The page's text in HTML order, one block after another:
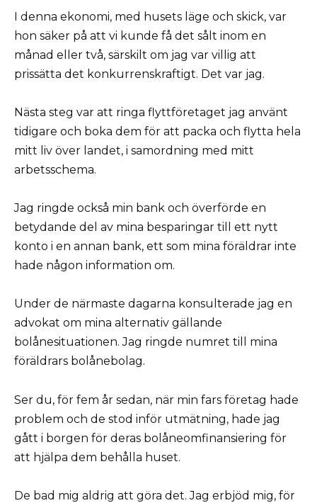
I denna ekonomi, med husets läge och skick, var
hon säker på att vi kunde få det sålt inom en
månad eller två, särskilt om jag var villig att
prissätta det konkurrenskraftigt. Det var jag.
Nästa steg var att ringa flyttföretaget jag använt
tidigare och boka dem för att packa och flytta hela
mitt liv över landet, i samordning med mitt
arbetsschema.
Jag ringde också min bank och överförde en
betydande del av mina besparingar till ett nytt
konto i en annan bank, ett som mina föräldrar inte
hade någon information om.
Under de närmaste dagarna konsulterade jag en
advokat om mina alternativ gällande
bolånesituationen. Jag ringde numret till mina
föräldrars bolånebolag.
Ser du, för fem år sedan, när min fars företag hade
problem och de stod inför utmätning, hade jag
gått i borgen för deras bolåneomfinansiering för
att hjälpa dem behålla huset.
De bad mig aldrig att göra det. Jag erbjöd mig, för